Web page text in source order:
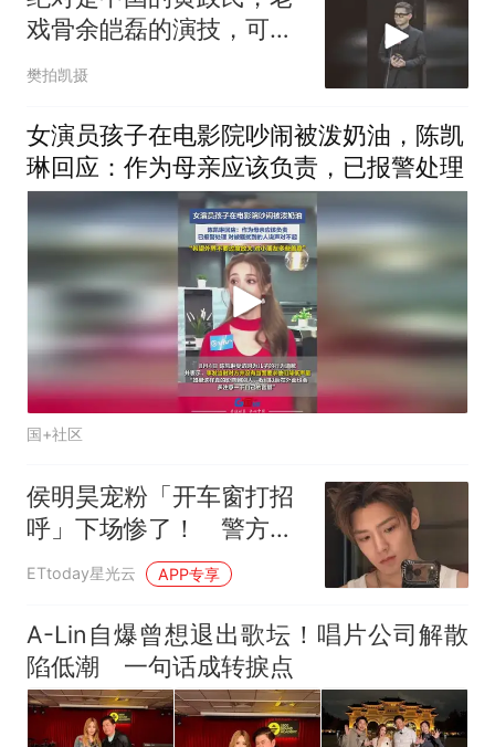
戏骨余皑磊的演技，可正
可邪收放自如
樊拍凯摄
女演员孩子在电影院吵闹被泼奶油，陈凯
琳回应：作为母亲应该负责，已报警处理
国+社区
侯明昊宠粉「开车窗打招
呼」下场惨了！ 警方火
速抓人约谈
ETtoday星光云 APP专享
A-Lin自爆曾想退出歌坛！唱片公司解散
陷低潮 一句话成转捩点